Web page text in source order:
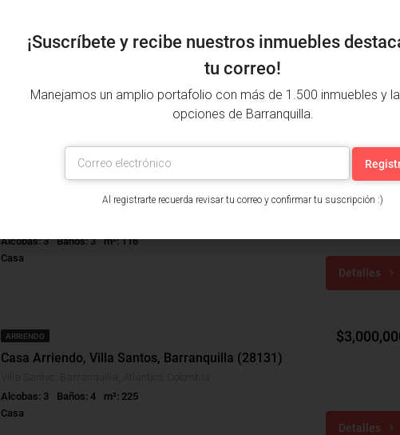
Casa Venta, Villa Campestre, Puerto Colombia (30897v)
Alcobas: 3
Baños: 3
m²: 116
Casa
$350,000
Detalles
ARRIENDO
Casa Arriendo, Villa Santos, Barranquilla (28131)
Alcobas: 3
Baños: 4
m²: 225
Casa
Detalles
¡Suscríbete y recibe nuestros inmuebles
tu correo!
Manejamos un amplio portafolio con más de 1.500 inmuebles y
opciones de Barranquilla.
Al registrarte recuerda revisar tu correo y confirmar tu suscripción :)